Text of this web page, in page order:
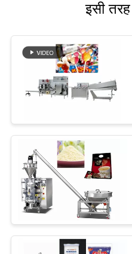
PRIVACY
POLICY
इसी